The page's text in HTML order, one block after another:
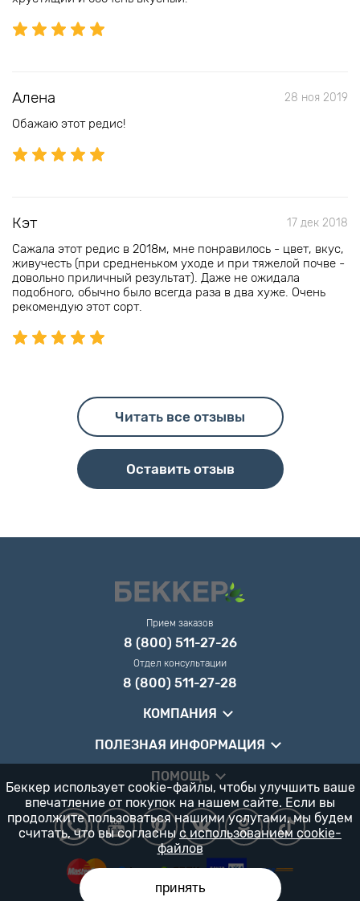
Алена 28 ноя 2019
Обажаю этот редис!
Кэт 17 дек 2018
Сажала этот редис в 2018м, мне понравилось - цвет, вкус,
живучесть (при средненьком уходе и при тяжелой почве -
довольно приличный результат). Даже не ожидала
подобного, обычно было всегда раза в два хуже. Очень
рекомендую этот сорт.
Читать все отзывы
Оставить отзыв
Прием заказов
8 (800) 511-27-26
Отдел консультации
8 (800) 511-27-28
КОМПАНИЯ
ПОЛЕЗНАЯ ИНФОРМАЦИЯ
ПОМОЩЬ
Беккер использует cookie-файлы, чтобы улучшить ваше
впечатление от покупок на нашем сайте. Если вы
продолжите пользоваться нашими услугами, мы будем
считать, что вы согласны с использованием cookie-
файлов
принять